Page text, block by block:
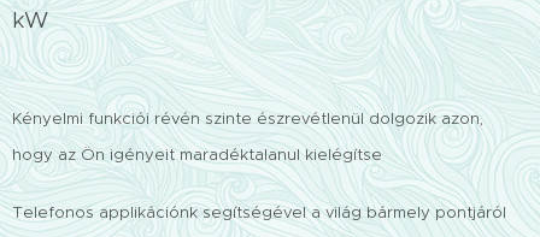
kW
Kényelmi funkciói révén szinte észrevétlenül dolgozik azon,
hogy az Ön igényeit maradéktalanul kielégítse
Telefonos applikációnk segítségével a világ bármely pontjáról